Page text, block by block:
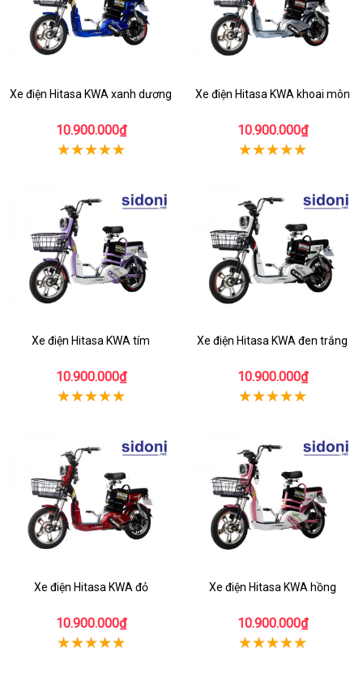
Xe điện Hitasa KWA xanh dương
10.900.000₫
Xe điện Hitasa KWA khoai môn
10.900.000₫
Xe điện Hitasa KWA tím
10.900.000₫
Xe điện Hitasa KWA đen trắng
10.900.000₫
Xe điện Hitasa KWA đỏ
10.900.000₫
Xe điện Hitasa KWA hồng
10.900.000₫